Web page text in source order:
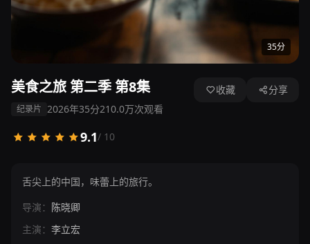
35分
美食之旅 第二季 第8集
纪录片 2026年35分210.0万次观看
收藏 分享
9.1/ 10
舌尖上的中国，味蕾上的旅行。
导演： 陈晓卿
主演： 李立宏